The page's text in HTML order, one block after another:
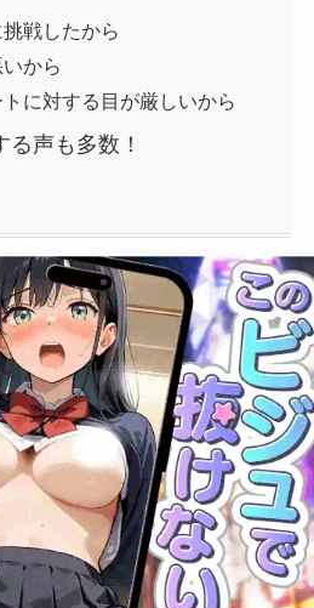
戦したから
から
に対する目が厳しいから
声も多数！